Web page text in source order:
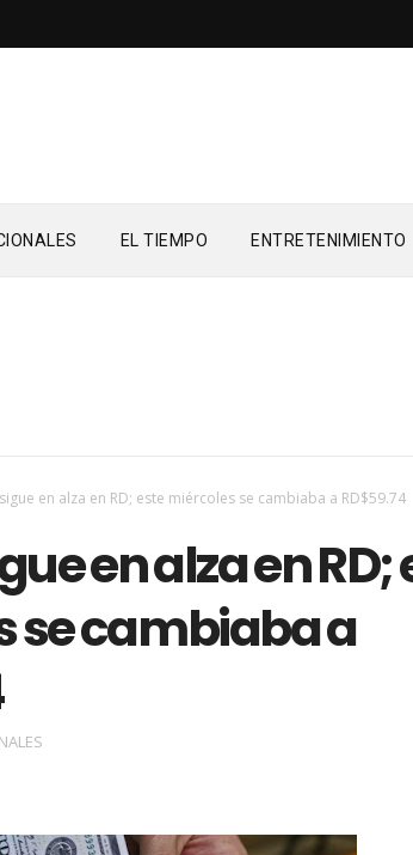
EL TIEMPO ENTRETENIMIENTO
en alza en RD; este miércoles se cambiaba a RD$59.74
en alza en RD;
se cambiaba a